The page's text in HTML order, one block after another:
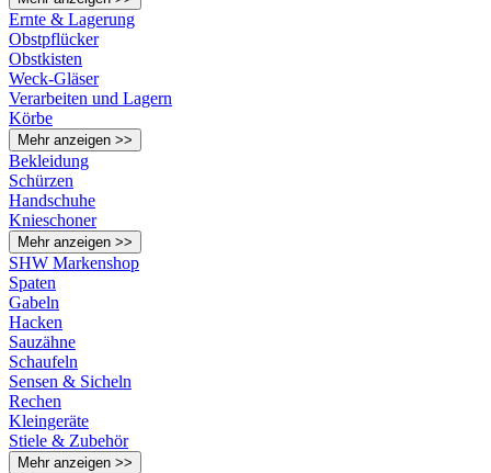
Ernte & Lagerung
Obstpflücker
Obstkisten
Weck-Gläser
Verarbeiten und Lagern
Körbe
Mehr anzeigen >>
Bekleidung
Schürzen
Handschuhe
Knieschoner
Mehr anzeigen >>
SHW Markenshop
Spaten
Gabeln
Hacken
Sauzähne
Schaufeln
Sensen & Sicheln
Rechen
Kleingeräte
Stiele & Zubehör
Mehr anzeigen >>